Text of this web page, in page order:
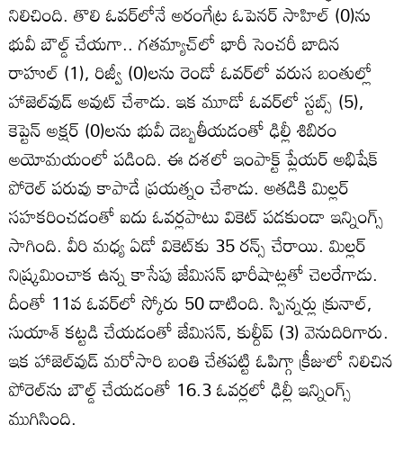
నిలిచింది. తొలి ఓవర్‌లోనే అరంగేట్ర ఓపెనర్‌ సాహిల్‌ (0)ను
భువీ బౌల్డ్‌ చేయగా.. గతమ్యాచ్‌లో భారీ సెంచరీ బాదిన
రాహుల్‌ (1), రిజ్వీ (0)లను రెండో ఓవర్‌లో వరుస బంతుల్లో
హాజెల్‌వుడ్‌ అవుట్‌ చేశాడు. ఇక మూడో ఓవర్‌లో స్టబ్స్‌ (5),
కెప్టెన్‌ అక్షర్‌ (0)లను భువీ దెబ్బతీయడంతో ఢిల్లీ శిబిరం
అయోమయంలో పడింది. ఈ దశలో ఇంపాక్ట్‌ ప్లేయర్‌ అభిషేక్‌
పోరెల్‌ పరువు కాపాడే ప్రయత్నం చేశాడు. అతడికి మిల్లర్‌
సహకరించడంతో ఐదు ఓవర్లపాటు వికెట్‌ పడకుండా ఇన్నింగ్స్‌
సాగింది. వీరి మధ్య ఏడో వికెట్‌కు 35 రన్స్‌ చేరాయి. మిల్లర్‌
నిష్క్రమించాక ఉన్న కాసేపు జేమిసన్‌ భారీషాట్లతో చెలరేగాడు.
దీంతో 11వ ఓవర్‌లో స్కోరు 50 దాటింది. స్పిన్నర్లు క్రునాల్‌,
సుయాశ్‌ కట్టడి చేయడంతో జేమిసన్‌, కుల్దీప్‌ (3) వెనుదిరిగారు.
ఇక హాజెల్‌వుడ్‌ మరోసారి బంతి చేతపట్టి ఓపిగ్గా క్రీజులో నిలిచిన
పోరెల్‌ను బౌల్డ్‌ చేయడంతో 16.3 ఓవర్లలో ఢిల్లీ ఇన్నింగ్స్‌
ముగిసింది.